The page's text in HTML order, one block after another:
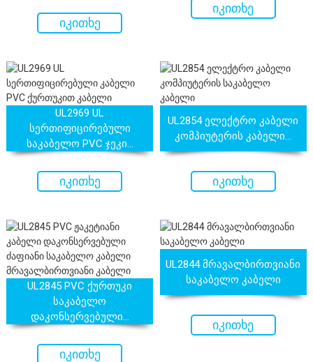
იკითხე
იკითხე
UL2969 UL
სერთიფიცირებული
საკაბელო PVC ჯეკი...
იკითხე
UL2854 ელექტრო კაბელი
კომპიუტერის კაბელი...
იკითხე
UL2845 PVC ქურთუკი
საკაბელო
დაკონსერვებული...
იკითხე
UL2844 მრავალბირთვიანი
საკაბელო კაბელი
იკითხე
ქურთუკი...